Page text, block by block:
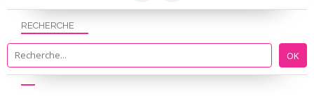
RECHERCHE